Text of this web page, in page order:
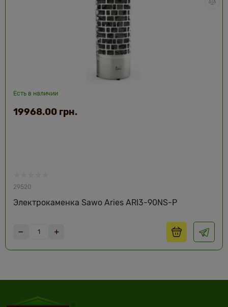
Есть в наличии
29520
Электрокаменка Sawo Aries ARI3-90NS-P
19968.00 грн.